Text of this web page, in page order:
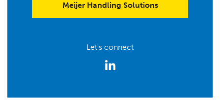
Meijer Handling Solutions
Let's connect